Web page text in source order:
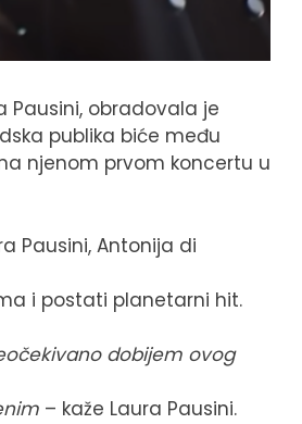
Pausini, obradovala je
publika biće među
njenom prvom koncertu u
Pausini, Antonija di
i postati planetarni hit.
dobijem ovog
– kaže Laura Pausini.